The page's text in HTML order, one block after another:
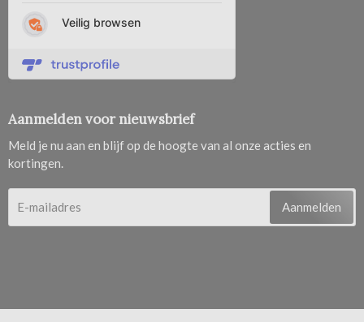
Aanmelden voor nieuwsbrief
Meld je nu aan en blijf op de hoogte van al onze acties en
kortingen.
Aanmelden